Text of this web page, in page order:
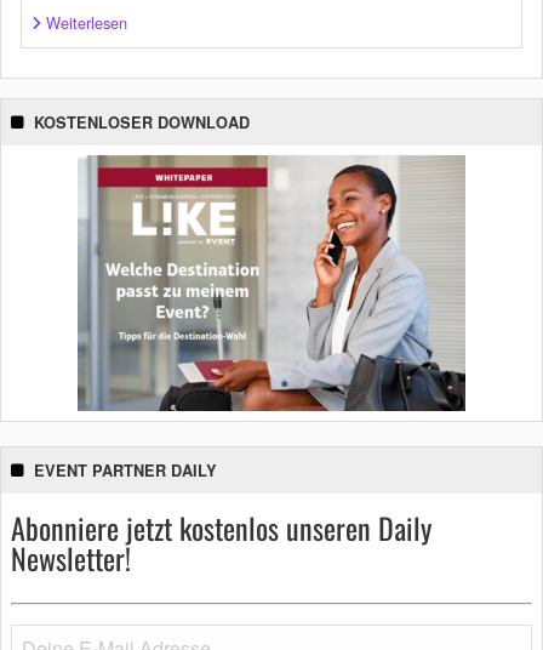
Weiterlesen
KOSTENLOSER DOWNLOAD
EVENT PARTNER DAILY
Abonniere jetzt kostenlos unseren Daily
Newsletter!